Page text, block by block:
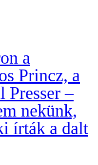
a
Princz, a
Presser –
nekünk,
írták a dalt